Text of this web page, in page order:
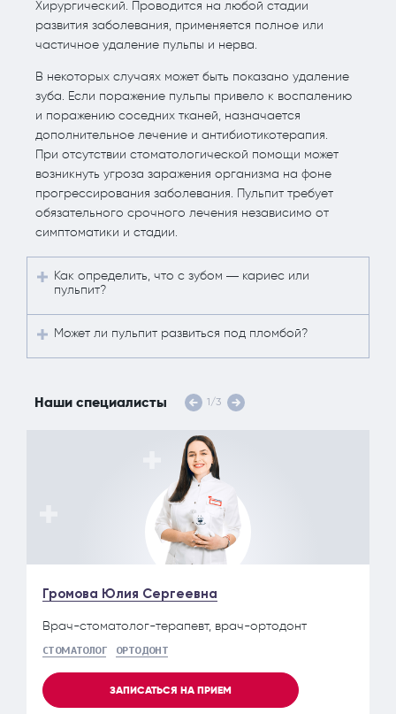
Хирургический. Проводится на любой стадии
развития заболевания, применяется полное или
частичное удаление пульпы и нерва.
В некоторых случаях может быть показано удаление
зуба. Если поражение пульпы привело к воспалению
и поражению соседних тканей, назначается
дополнительное лечение и антибиотикотерапия.
При отсутствии стоматологической помощи может
возникнуть угроза заражения организма на фоне
прогрессирования заболевания. Пульпит требует
обязательного срочного лечения независимо от
симптоматики и стадии.
Как определить, что с зубом — кариес или
пульпит?
Может ли пульпит развиться под пломбой?
Наши специалисты 1 /3
Громова Юлия Сергеевна
Врач-стоматолог-терапевт, врач-ортодонт
СТОМАТОЛОГ ОРТОДОНТ
ЗАПИСАТЬСЯ НА ПРИЕМ